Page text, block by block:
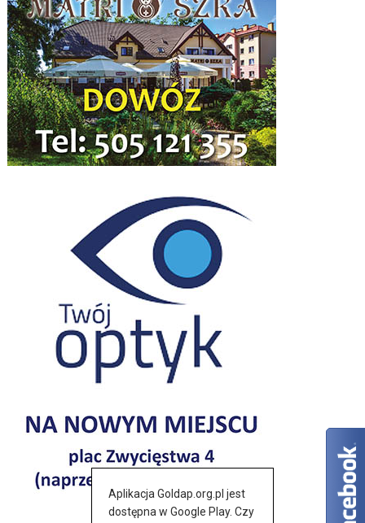
Aplikacja Goldap.org.pl jest
dostępna w Google Play. Czy